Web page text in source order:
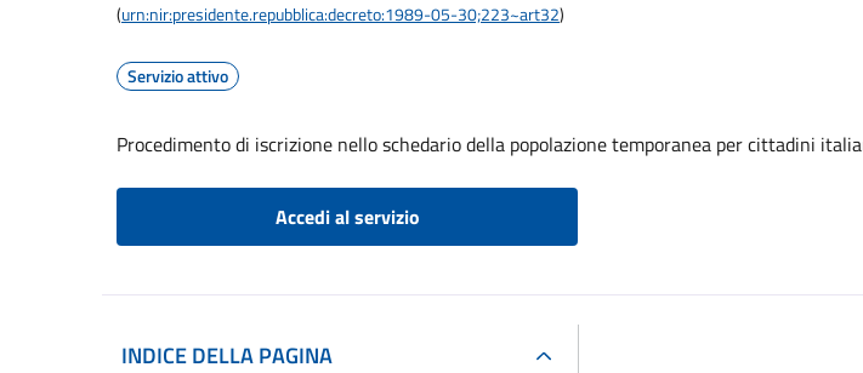
(urn:nir:presidente.repubblica:decreto:1989-05-30;223~art32)
Servizio attivo
Procedimento di iscrizione nello schedario della popolazione temporanea per cittadini
Accedi al servizio
INDICE DELLA PAGINA